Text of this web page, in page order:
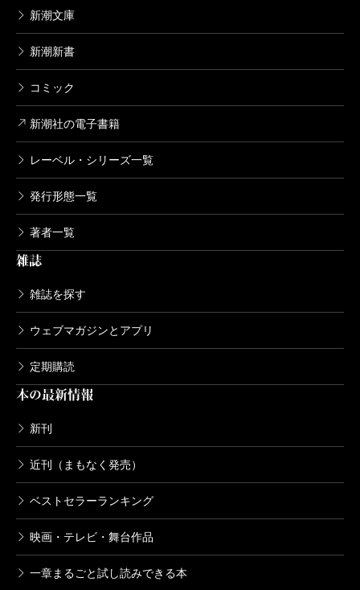
新潮文庫
新潮新書
コミック
新潮社の電子書籍
レーベル・シリーズ一覧
発行形態一覧
著者一覧
雑誌
雑誌を探す
ウェブマガジンとアプリ
定期購読
本の最新情報
新刊
近刊（まもなく発売）
ベストセラーランキング
映画・テレビ・舞台作品
一章まるごと試し読みできる本